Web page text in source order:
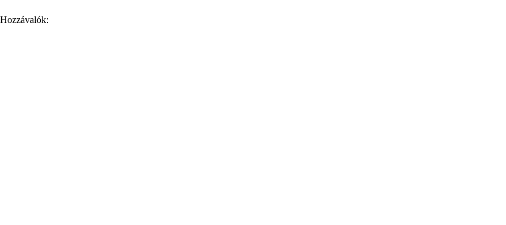
Hozzávalók: